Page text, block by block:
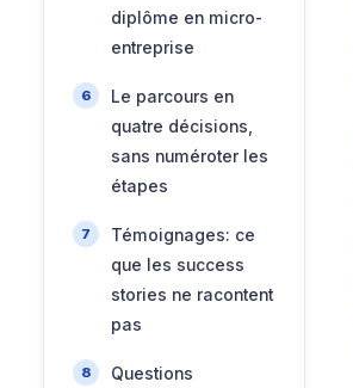
diplôme en micro-
entreprise
Le parcours en
quatre décisions,
sans numéroter les
étapes
Témoignages: ce
que les success
stories ne racontent
pas
Questions